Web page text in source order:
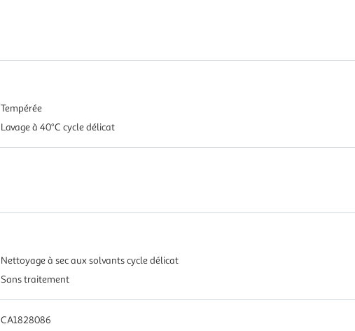
Tempérée
Lavage à 40°C cycle délicat
Nettoyage à sec aux solvants cycle délicat
Sans traitement
CA1828086